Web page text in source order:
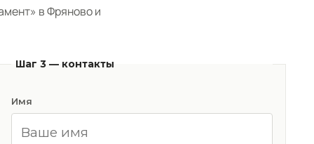
в Фряново и
Шаг 3 — контакты
Имя